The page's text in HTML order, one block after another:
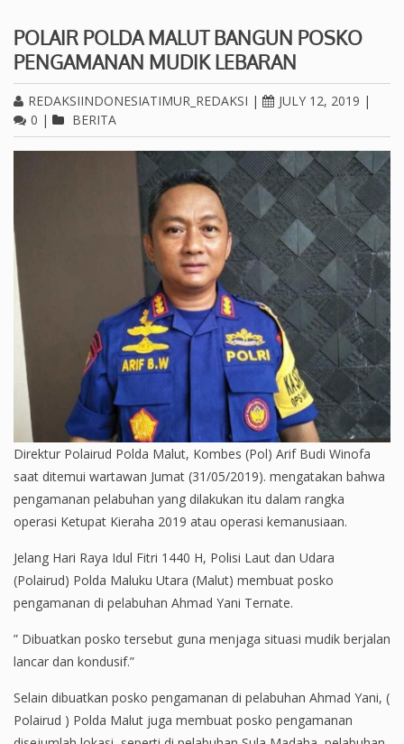
POLAIR POLDA MALUT BANGUN POSKO
PENGAMANAN MUDIK LEBARAN
REDAKSIINDONESIATIMUR_REDAKSI | JULY 12, 2019 |
0 | BERITA
Direktur Polairud Polda Malut, Kombes (Pol) Arif Budi Winofa
saat ditemui wartawan Jumat (31/05/2019). mengatakan bahwa
pengamanan pelabuhan yang dilakukan itu dalam rangka
operasi Ketupat Kieraha 2019 atau operasi kemanusiaan.
Jelang Hari Raya Idul Fitri 1440 H, Polisi Laut dan Udara
(Polairud) Polda Maluku Utara (Malut) membuat posko
pengamanan di pelabuhan Ahmad Yani Ternate.
” Dibuatkan posko tersebut guna menjaga situasi mudik berjalan
lancar dan kondusif.”
Selain dibuatkan posko pengamanan di pelabuhan Ahmad Yani, (
Polairud ) Polda Malut juga membuat posko pengamanan